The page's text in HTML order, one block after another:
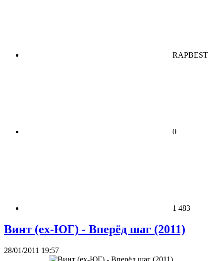
RAPBEST
0
1 483
Винт (ex-ЮГ) - Вперёд шаг (2011)
28/01/2011 19:57